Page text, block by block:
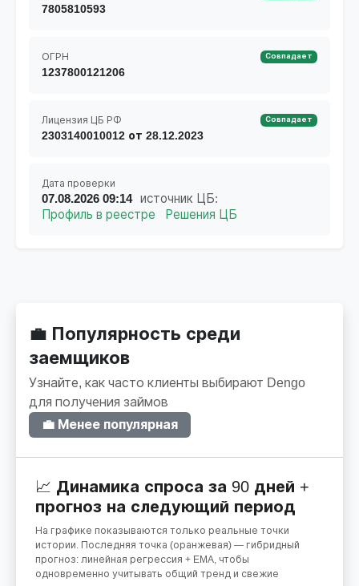
7805810593
ОГРН Совпадает
1237800121206
Лицензия ЦБ РФ Совпадает
2303140010012 от 28.12.2023
Дата проверки
07.08.2026 09:14 источник ЦБ:
Профиль в реестре
Решения ЦБ
💼 Популярность среди
заемщиков
Узнайте, как часто клиенты выбирают Dengo
для получения займов
💼 Менее популярная
📈 Динамика спроса за 90 дней +
прогноз на следующий период
На графике показываются только реальные точки
истории. Последняя точка (оранжевая) — гибридный
прогноз: линейная регрессия + EMA, чтобы
одновременно учитывать общий тренд и свежие